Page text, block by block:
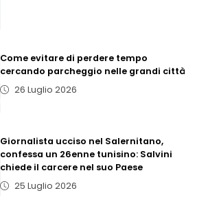
Come evitare di perdere tempo
cercando parcheggio nelle grandi città
26 Luglio 2026
Giornalista ucciso nel Salernitano,
confessa un 26enne tunisino: Salvini
chiede il carcere nel suo Paese
25 Luglio 2026